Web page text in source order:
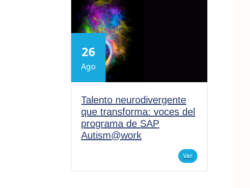
26
Ago
Talento neurodivergente
que transforma: voces del
programa de SAP
Autism@work
Ver